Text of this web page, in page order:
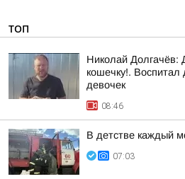
ТОП
Николай Долгачёв:
кошечку!. Воспитал
девочек
08:46
В детстве каждый
07:03